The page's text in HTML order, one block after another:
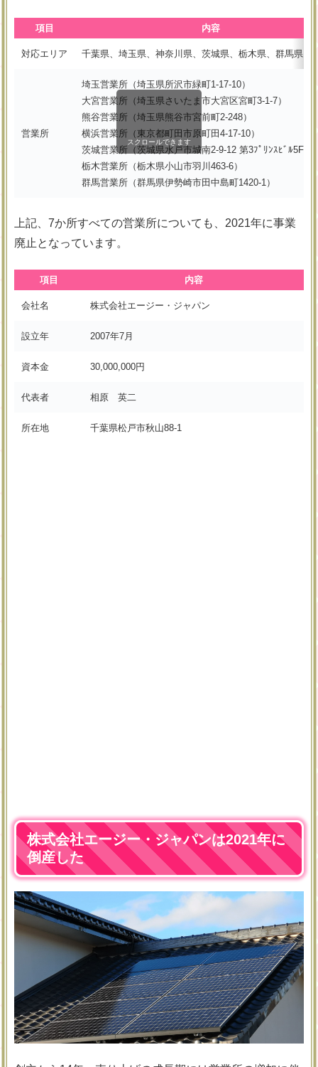
項目 内容
対応エリア 千葉県、埼玉県、神奈川県、茨城県、栃木県、群馬県、
営業所
埼玉営業所（埼玉県所沢市緑町1-17-10）
大宮営業所（埼玉県さいたま市大宮区宮町3-1-7）
熊谷営業所（埼玉県熊谷市宮前町2-248）
横浜営業所（東京都町田市原町田4-17-10）
茨城営業所（茨城県水戸市城南2-9-12 第3ﾌﾟﾘﾝｽﾋﾞﾙ5F）
栃木営業所（栃木県小山市羽川463-6）
群馬営業所（群馬県伊勢崎市田中島町1420-1）
スクロールできます
上記、7か所すべての営業所についても、2021年に事業
廃止となっています。
項目 内容
会社名 株式会社エージー・ジャパン
設立年 2007年7月
資本金 30,000,000円
代表者 相原 英二
所在地 千葉県松戸市秋山88-1
株式会社エージー・ジャパンは2021年に
倒産した